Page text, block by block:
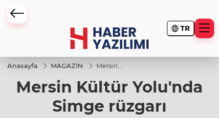
TR
Anasayfa MAGAZİN
Mersin
Yolu'nda
Simge
Mersin Kültür Yolu'nda
Simge rüzgarı